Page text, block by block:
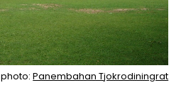
photo:Panembahan Tjokrodiningrat